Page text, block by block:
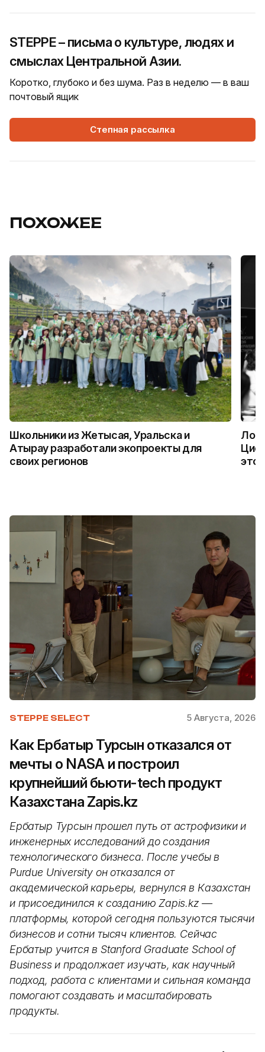
STEPPE – письма о культуре, людях и
смыслах Центральной Азии.
Коротко, глубоко и без шума. Раз в неделю — в ваш
почтовый ящик
Степная рассылка
ПОХОЖЕЕ
Школьники из Жетысая, Уральска и
Атырау разработали экопроекты для
своих регионов
это
STEPPE SELECT 5 Августа, 2026
Как Ербатыр Турсын отказался от
мечты о NASA и построил
крупнейший бьюти-tech продукт
Казахстана Zapis.kz
Ербатыр Турсын прошел путь от астрофизики и
инженерных исследований до создания
технологического бизнеса. После учебы в
Purdue University он отказался от
академической карьеры, вернулся в Казахстан
и присоединился к созданию Zapis.kz —
платформы, которой сегодня пользуются тысячи
бизнесов и сотни тысяч клиентов. Сейчас
Ербатыр учится в Stanford Graduate School of
Business и продолжает изучать, как научный
подход, работа с клиентами и сильная команда
помогают создавать и масштабировать
продукты.